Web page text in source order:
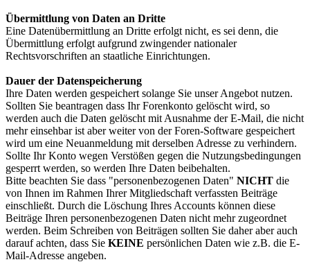
Über­mitt­lung von Da­ten an Drit­te
Eine Datenübermittlung an Dritte erfolgt nicht, es sei denn, die
Übermittlung erfolgt aufgrund zwingender nationaler
Rechtsvorschriften an staatliche Einrichtungen.
Dau­er der Da­ten­spei­che­rung
Ihre Daten werden gespeichert solange Sie unser Angebot nutzen.
Sollten Sie beantragen dass Ihr Forenkonto gelöscht wird, so
werden auch die Daten gelöscht mit Ausnahme der E-Mail, die nicht
mehr einsehbar ist aber weiter von der Foren-Software gespeichert
wird um eine Neuanmeldung mit derselben Adresse zu verhindern.
Sollte Ihr Konto wegen Verstößen gegen die Nutzungsbedingungen
gesperrt werden, so werden Ihre Daten beibehalten.
Bitte beachten Sie dass "personenbezogenen Daten" NICHT die
von Ihnen im Rahmen Ihrer Mitgliedschaft verfassten Beiträge
einschließt. Durch die Löschung Ihres Accounts können diese
Beiträge Ihren personenbezogenen Daten nicht mehr zugeordnet
werden. Beim Schreiben von Beiträgen sollten Sie daher aber auch
darauf achten, dass Sie KEINE persönlichen Daten wie z.B. die E-
Mail-Adresse angeben.